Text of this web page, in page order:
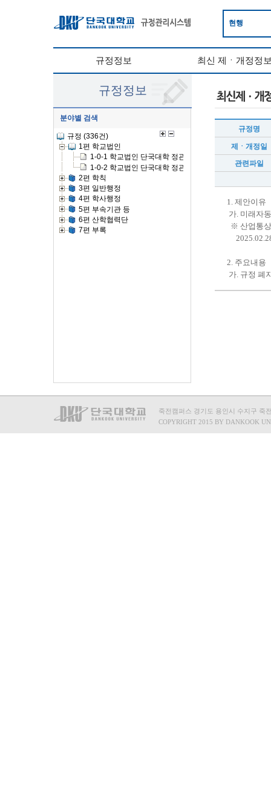
현행
규정정보 최신 제ㆍ개정정
규정정보
분야별 검색
규정명
제ㆍ개정일
관련파일
1. 제안이유
가. 미래자
※ 산업통
2. 주요내용
가. 규정 폐
죽전캠퍼스 경기도 용인시 수지구 죽
COPYRIGHT 2015 BY DANKOOK